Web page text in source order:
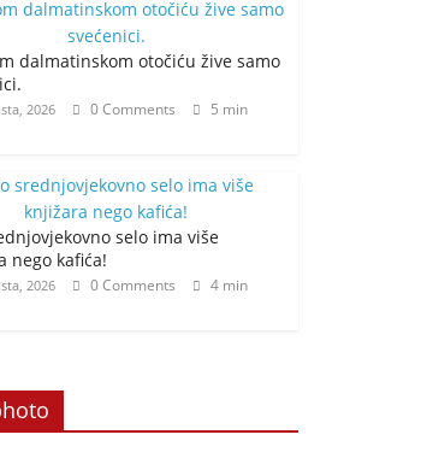
dalmatinskom otočiću žive samo
2026 0 Comments
5 min
selo ima više
nego kafića!
2026 0 Comments
4 min